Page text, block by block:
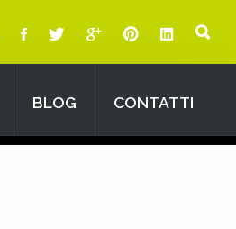
BLOG CONTATTI